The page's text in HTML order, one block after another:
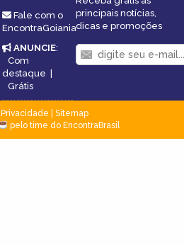
Fale com o
EncontraGoiania
ANUNCIE:
Com
destaque |
Grátis
principais notícias,
dicas e promoções
Privacidade
Sitemap
pelo time do EncontraBrasil